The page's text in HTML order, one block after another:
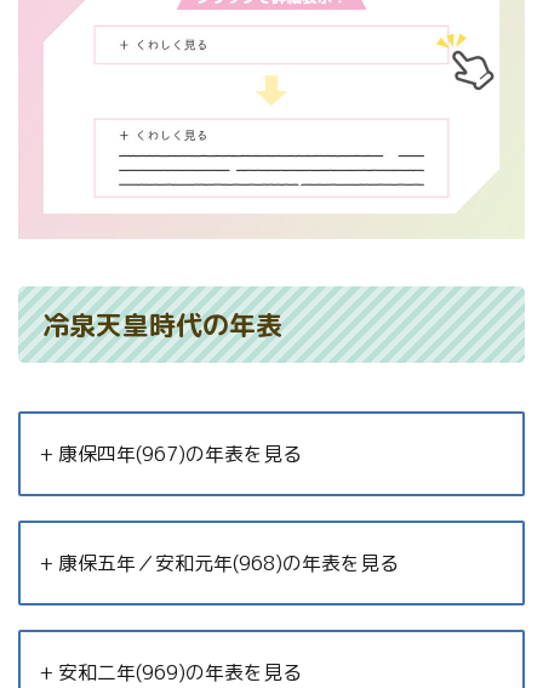
冷泉天皇時代の年表
+ 康保四年(967)の年表を見る
+ 康保五年／安和元年(968)の年表を見る
+ 安和二年(969)の年表を見る